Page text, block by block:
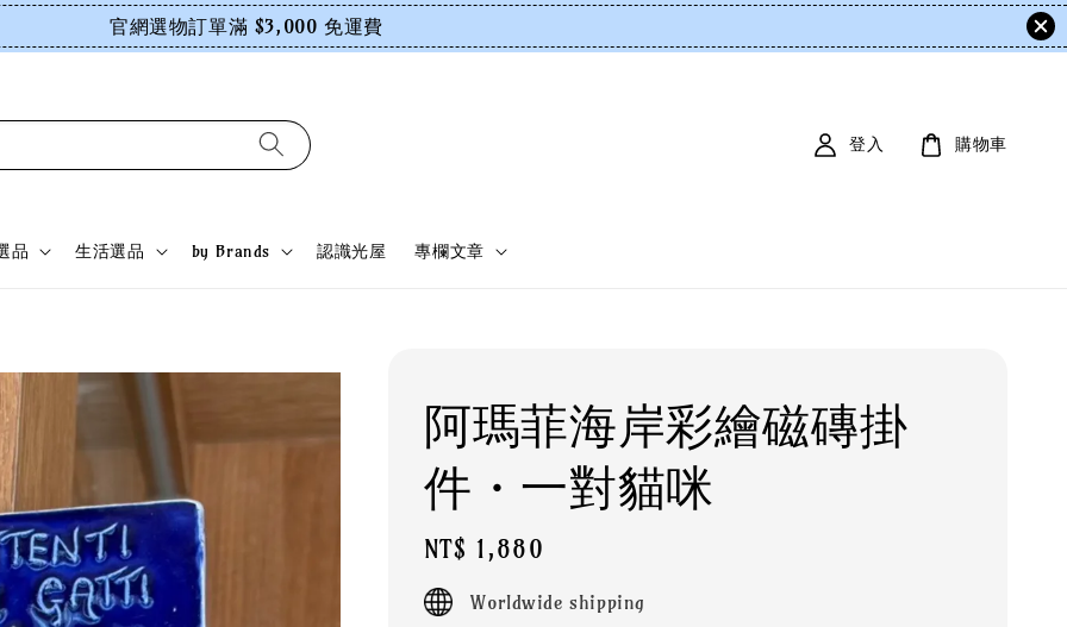
官網選物訂單滿 $3,000 免運費
品 生活選品 by Brands 認識光屋 專欄文章
登入 購物車
阿瑪菲海岸彩繪磁磚掛
件・一對貓咪
Regular
price
NT$ 1,880
Worldwide shipping